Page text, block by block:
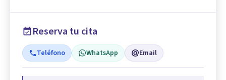
Reserva tu cita
Teléfono WhatsApp Email